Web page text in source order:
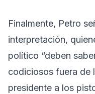
Finalmente, Petro
interpretación,
político “deben
codiciosos fuera de
presidente a los